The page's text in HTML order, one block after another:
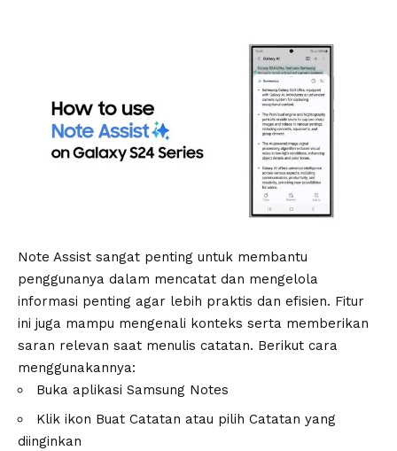
Note Assist sangat penting untuk membantu
penggunanya dalam mencatat dan mengelola
informasi penting agar lebih praktis dan efisien. Fitur
ini juga mampu mengenali konteks serta memberikan
saran relevan saat menulis catatan. Berikut cara
menggunakannya:
Buka aplikasi Samsung Notes
Klik ikon Buat Catatan atau pilih Catatan yang
diinginkan